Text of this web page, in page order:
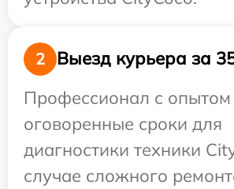
2
Выезд курьера за
Профессионал с опытом
оговоренные сроки для
диагностики техники
случае сложного